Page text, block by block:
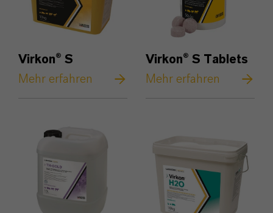
Virkon® S
Mehr erfahren
Virkon® S Tablets
Mehr erfahren